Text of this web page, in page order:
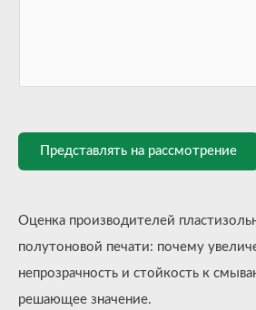
Представлять на рассмотрение
Оценка производителей
полутоновой печати: почему
непрозрачность и стойкость к
решающее значение.